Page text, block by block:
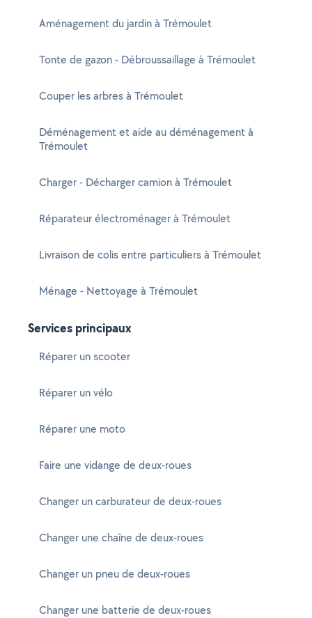
Aménagement du jardin à Trémoulet
Tonte de gazon - Débroussaillage à Trémoulet
Couper les arbres à Trémoulet
Déménagement et aide au déménagement à
Trémoulet
Charger - Décharger camion à Trémoulet
Réparateur électroménager à Trémoulet
Livraison de colis entre particuliers à Trémoulet
Ménage - Nettoyage à Trémoulet
Services principaux
Réparer un scooter
Réparer un vélo
Réparer une moto
Faire une vidange de deux-roues
Changer un carburateur de deux-roues
Changer une chaîne de deux-roues
Changer un pneu de deux-roues
Changer une batterie de deux-roues